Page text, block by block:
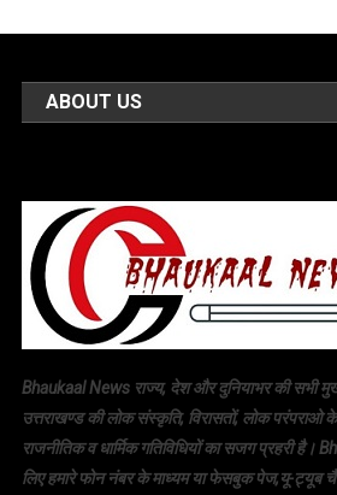
ABOUT US
Bhaukaal News राज्य, देश और दुनियाभर की सभी
उत्तराखण्ड की लोक संस्कृति, विरासतों, लोक परंपराओ
राजनीतिक व धार्मिक गतिविधियों का सजग प्रहरी
लिए हमारे फोन नंबर के माध्यम या फेसबुक पेज,यू-ट्यूब